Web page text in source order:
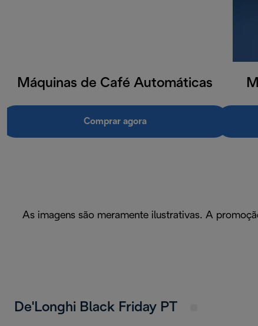
Máquinas de Café Automáticas
Comprar agora
As imagens são meramente ilustrativas. A
De'Longhi Black Friday PT